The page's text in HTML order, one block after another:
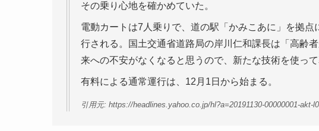
その乗り心地を確かめていた。
電動カートは7人乗りで、道の駅「かみこあに」を拠
行される。国土交通省道路局の岸川仁和課長は「高齢
来への不安がなくなると思うので、新たな技術を使っ
有料による通常運行は、12月1日から始まる。
引用元: https://headlines.yahoo.co.jp/hl?a=20191130-00000001-akt-